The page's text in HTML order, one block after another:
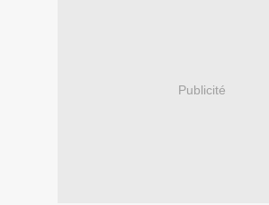
Publicité